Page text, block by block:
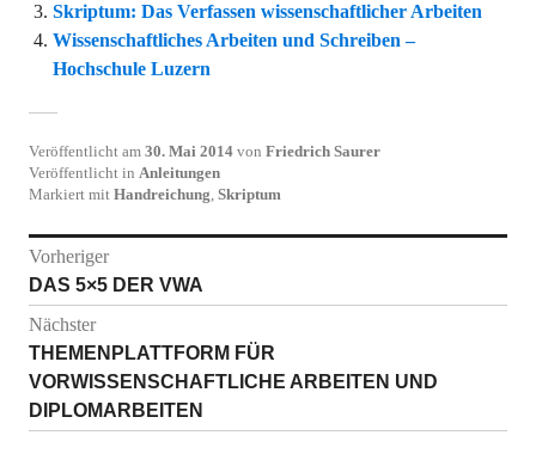
Skriptum: Das Verfassen wissenschaftlicher Arbeiten
Wissenschaftliches Arbeiten und Schreiben –
Hochschule Luzern
Veröffentlicht am 30. Mai 2014 von Friedrich Saurer
Veröffentlicht in Anleitungen
Markiert mit Handreichung, Skriptum
Beitragsnavigation
Vorheriger
Vorheriger
Beitrag:
DAS 5×5 DER VWA
Nächster
Nächster
Beitrag:
THEMENPLATTFORM FÜR
VORWISSENSCHAFTLICHE ARBEITEN UND
DIPLOMARBEITEN